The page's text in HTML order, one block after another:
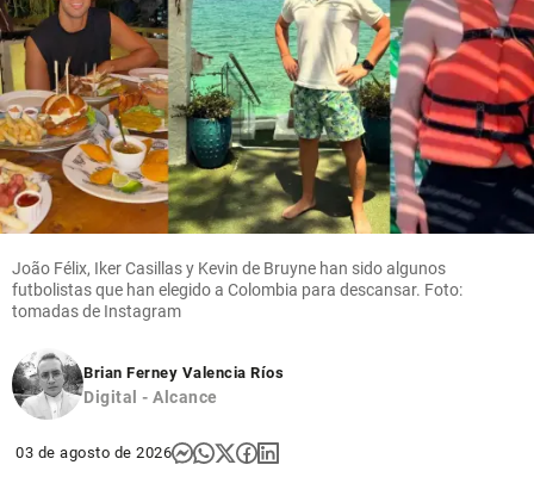
João Félix, Iker Casillas y Kevin de Bruyne han sido algunos
futbolistas que han elegido a Colombia para descansar. Foto:
tomadas de Instagram
Brian Ferney Valencia Ríos
Digital - Alcance
03 de agosto de 2026